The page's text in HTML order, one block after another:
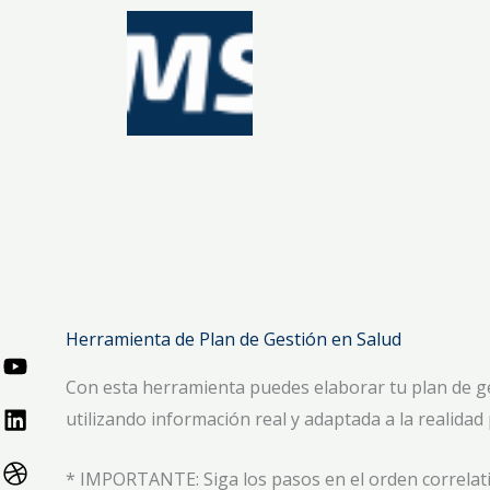
Herramienta de Plan de Gestión en Salud
Con esta herramienta puedes elaborar tu plan de
utilizando información real y adaptada a la realidad
* IMPORTANTE: Siga los pasos en el orden